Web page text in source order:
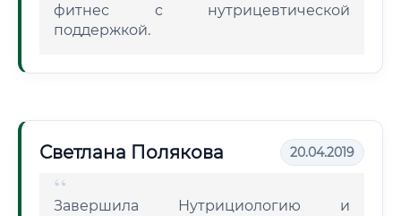
фитнес с нутрицевтической
поддержкой.
Светлана Полякова 20.04.2019
Завершила Нутрициологию и